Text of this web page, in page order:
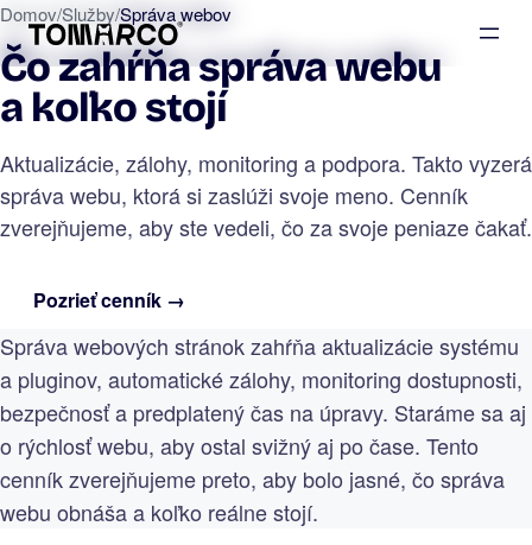
Domov/Služby/Správa webov
Čo zahŕňa správa webu
a koľko stojí
Aktualizácie, zálohy, monitoring a podpora. Takto vyzerá
správa webu, ktorá si zaslúži svoje meno. Cenník
zverejňujeme, aby ste vedeli, čo za svoje peniaze čakať.
Pozrieť cenník →
Správa webových stránok zahŕňa aktualizácie systému
a pluginov, automatické zálohy, monitoring dostupnosti,
bezpečnosťa predplatený čas na úpravy. Staráme sa aj
o rýchlosť webu, aby ostal svižný aj po čase. Tento
cenník zverejňujeme preto, aby bolo jasné, čo správa
webu obnáša a koľko reálne stojí.